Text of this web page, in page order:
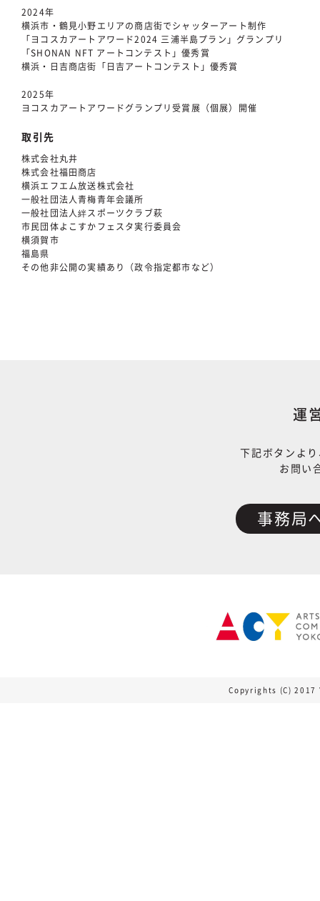
2024年
横浜市・鶴見小野エリアの商店街でシャッターアート制作
「ヨコスカアートアワード2024 三浦半島プラン」グランプリ
「SHONAN NFT アートコンテスト」優秀賞
横浜・日吉商店街「日吉アートコンテスト」優秀賞
2025年
ヨコスカアートアワードグランプリ受賞展（個展）開催
取引先
株式会社丸井
株式会社福田商店
横浜エフエム放送株式会社
一般社団法人青梅青年会議所
一般社団法人絆スポーツクラブ萩
市民団体よこすかフェスタ実行委員会
横須賀市
福島県
その他非公開の実績あり（政令指定都市など）
運
下記ボタンよ
お問い
事務局
Copyrights (C)